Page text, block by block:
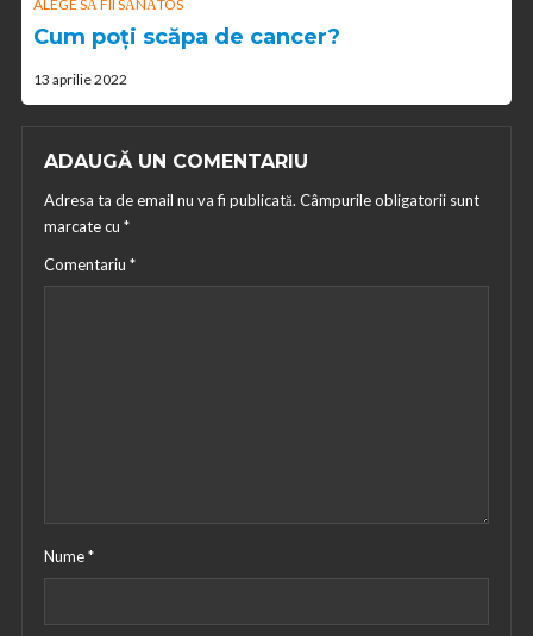
ALEGE SĂ FII SĂNĂTOS
Cum poți scăpa de cancer?
13 aprilie 2022
ADAUGĂ UN COMENTARIU
Adresa ta de email nu va fi publicată. Câmpurile obligatorii sunt
marcate cu *
Comentariu *
Nume*